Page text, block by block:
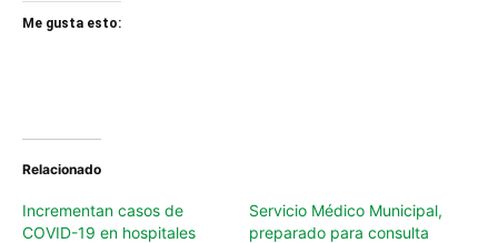
Me gusta esto:
Relacionado
Incrementan casos de
COVID-19 en hospitales
Servicio Médico Municipal,
preparado para consulta